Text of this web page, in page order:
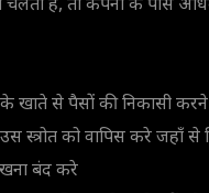
चलता है, तो कंपनी के पास
खाते से पैसों की निकासी
स्त्रोत को वापिस करे जहाँ से
बंद करे